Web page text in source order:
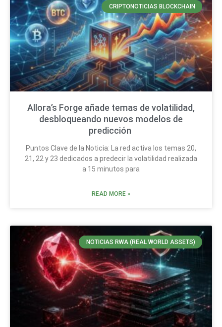
CRIPTONOTICIAS BLOCKCHAIN
Allora’s Forge añade temas de volatilidad,
desbloqueando nuevos modelos de
predicción
Puntos Clave de la Noticia: La red activa los temas 20,
21, 22 y 23 dedicados a predecir la volatilidad realizada
a 15 minutos para
READ MORE »
NOTICIAS RWA (REAL WORLD ASSETS)